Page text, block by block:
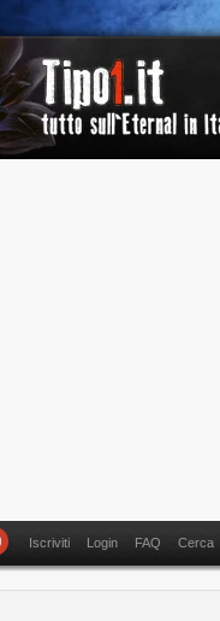
Iscriviti Login FAQ Cerca